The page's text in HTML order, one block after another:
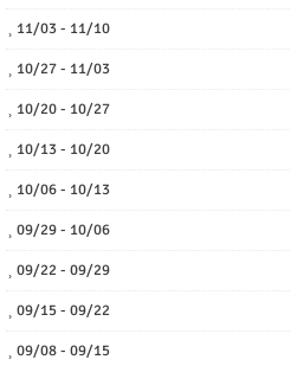
11/03 - 11/10
10/27 - 11/03
10/20 - 10/27
10/13 - 10/20
10/06 - 10/13
09/29 - 10/06
09/22 - 09/29
09/15 - 09/22
09/08 - 09/15